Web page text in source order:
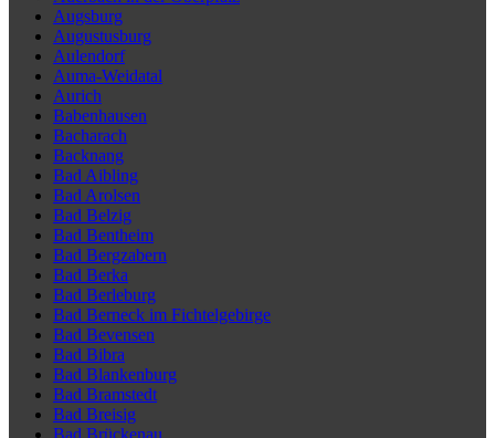
Augsburg
Augustusburg
Aulendorf
Auma-Weidatal
Aurich
Babenhausen
Bacharach
Backnang
Bad Aibling
Bad Arolsen
Bad Belzig
Bad Bentheim
Bad Bergzabern
Bad Berka
Bad Berleburg
Bad Berneck im Fichtelgebirge
Bad Bevensen
Bad Bibra
Bad Blankenburg
Bad Bramstedt
Bad Breisig